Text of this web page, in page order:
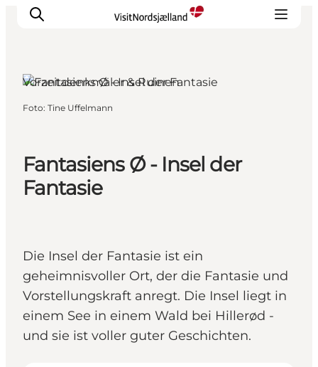
Geschmack
Unterkünfte
Städte
Fantasiens Ø - Insel der
Fantasie
Die Insel der Fantasie ist ein
geheimnisvoller Ort, der die Fantasie und
Vorstellungskraft anregt. Die Insel liegt in
einem See in einem Wald bei Hillerød -
und sie ist voller guter Geschichten.
Vorzeitdenkmäler & Ruinen
Foto: Tine Uffelmann